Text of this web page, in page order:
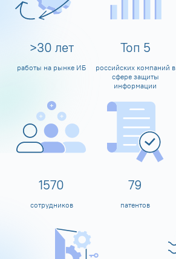
>30 лет
работы на рынке ИБ
Топ 5
российских компаний в
сфере защиты
информации
1600
сотрудников
80
патентов